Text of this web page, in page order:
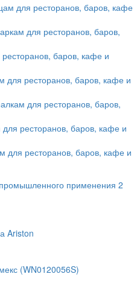
для ресторанов, баров, кафе
для ресторанов, баров,
баров, кафе и
для ресторанов, баров, кафе и
для ресторанов, баров,
ресторанов, баров, кафе и
для ресторанов, баров, кафе и
применения 2
Ariston
(WN0120056S)